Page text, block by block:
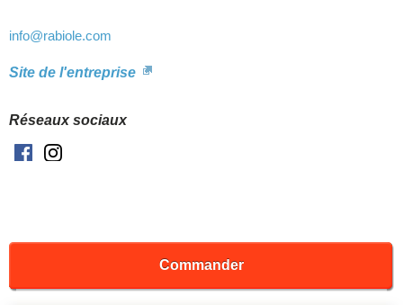
info@rabiole.com
Site de l'entreprise
Réseaux sociaux
Facebook
Commander